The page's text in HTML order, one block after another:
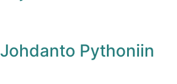
Johdanto Pythoniin